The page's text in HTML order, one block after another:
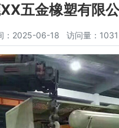
五金橡塑有限
：2025-06-18 访问量：1031